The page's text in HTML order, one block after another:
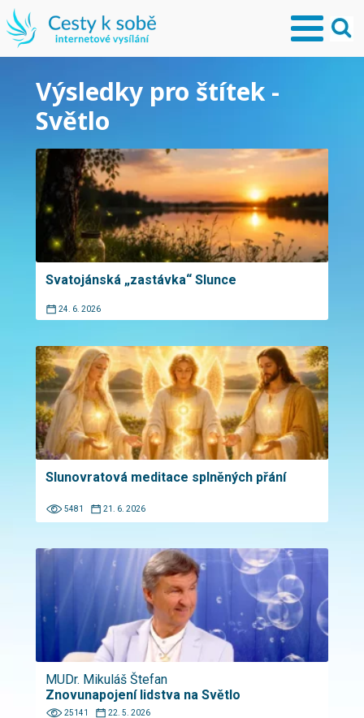
Výsledky pro štítek -
Světlo
Svatojánská „zastávka“ Slunce
24. 6. 2026
Slunovratová meditace splněných přání
5481 21. 6. 2026
MUDr. Mikuláš Štefan
Znovunapojení lidstva na Světlo
25141 22. 5. 2026